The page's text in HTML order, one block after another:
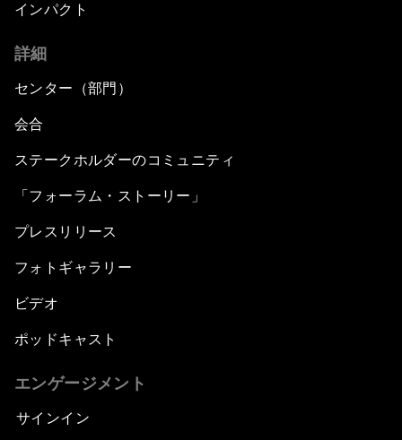
インパクト
詳細
センター（部門）
会合
ステークホルダーのコミュニティ
「フォーラム・ストーリー」
プレスリリース
フォトギャラリー
ビデオ
ポッドキャスト
エンゲージメント
サインイン